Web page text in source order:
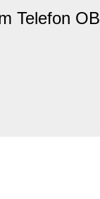
Telefon OB